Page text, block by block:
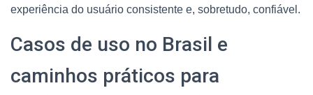
experiência do usuário consistente e, sobretudo, confiável.
Casos de uso no Brasil e
caminhos práticos para